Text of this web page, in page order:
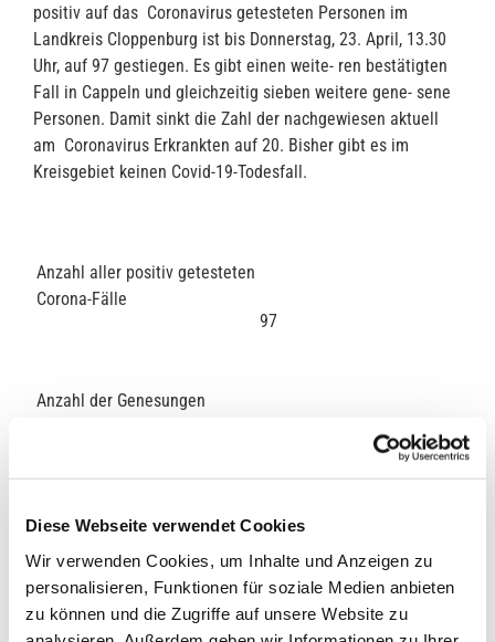
Diese Webseite verwendet Cookies
Wir verwenden Cookies, um Inhalte und Anzeigen zu
personalisieren, Funktionen für soziale Medien anbieten
zu können und die Zugriffe auf unsere Website zu
positiv auf das Coronavirus getesteten Personen im
Landkreis Cloppenburg ist bis Donnerstag, 23. April, 13.30
Uhr, auf 97 gestiegen. Es gibt einen weite- ren bestätigten
Fall in Cappeln und gleichzeitig sieben weitere gene- sene
Personen. Damit sinkt die Zahl der nachgewiesen aktuell
am Coronavirus Erkrankten auf 20. Bisher gibt es im
Kreisgebiet keinen Covid-19-Todesfall.
Anzahl aller positiv getesteten
Corona-Fälle
97
Anzahl der Genesungen
getesteten Corona-Fälle
20
Anzahl der angeordneten